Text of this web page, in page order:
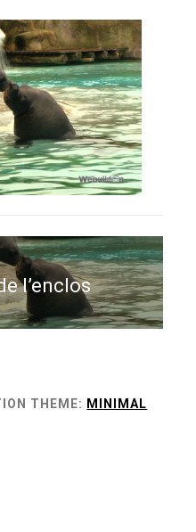
l’enclos
THEME: MINIMAL